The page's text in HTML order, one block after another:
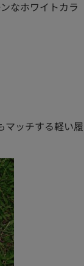
なホワイトカラ
マッチする軽い履